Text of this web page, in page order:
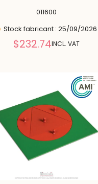
011600
Stock fabricant : 25/09/2026
Reduced
$232.74INCL. VAT